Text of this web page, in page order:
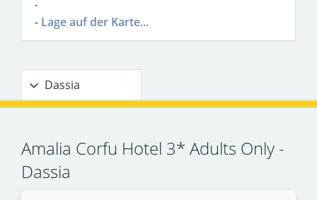
- Lage auf der Karte...
Dassia
Amalia Corfu Hotel 3* Adults Only -
Dassia